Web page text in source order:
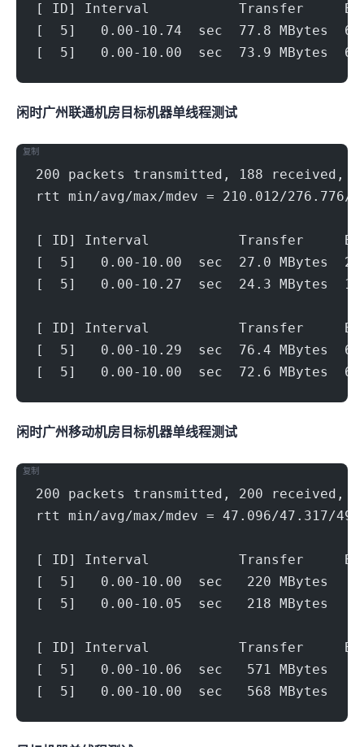
[ ID] Interval           Transfer
[  5]   0.00-10.74  sec  77.8 MBytes
[  5]   0.00-10.00  sec  73.9
闲时广州联通机房(500Mbps) 目标机器 IPERF3单线程测试
200 packets transmitted, 188 received,
rtt min/avg/max/mdev = 210.012/276.776/
[ ID] Interval           Transfer
[  5]   0.00-10.00  sec  27.0 MBytes
[  5]   0.00-10.27  sec  24.3
[ ID] Interval           Transfer
[  5]   0.00-10.29  sec  76.4 MBytes
[  5]   0.00-10.00  sec  72.6
复制
闲时广州移动机房(500Mbps) 目标机器 IPERF3单线程测试
200 packets transmitted, 200 received,
rtt min/avg/max/mdev = 47.096/47.317/
[ ID] Interval           Transfer
[  5]   0.00-10.00  sec   220 MBytes
[  5]   0.00-10.05  sec   218
[ ID] Interval           Transfer
[  5]   0.00-10.06  sec   571 MBytes
[  5]   0.00-10.00  sec   568
复制